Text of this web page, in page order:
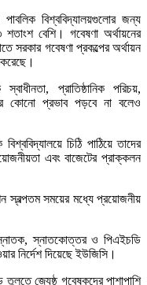
বিশ্ববিদ্যালয়গুলোর জন্য
বেশি। গবেষণা অর্থায়নের
সরকার গবেষণা প্রকল্পের অর্থায়ন
প্রাতিষ্ঠানিক পরিচয়,
কোনো প্রভাব পড়বে না বলেও
চিঠি পাঠিয়ে তাদের
এবং বাজেটের প্রাক্কলন
স্বল্পতম সময়ের মধ্যে প্রয়োজনীয়
স্নাতক, স্নাতকোত্তর ও পিএইচডি
নির্দেশ দিয়েছে ইউজিসি।
জ্যেষ্ঠ গবেষকদের পাশাপাশি